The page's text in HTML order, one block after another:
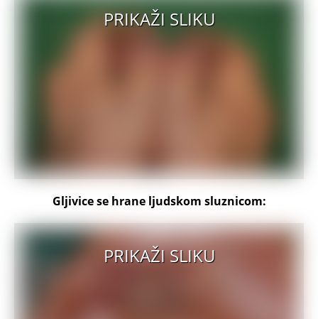
PRIKAŽI SLIKU
Gljivice se hrane ljudskom sluznicom:
PRIKAŽI SLIKU